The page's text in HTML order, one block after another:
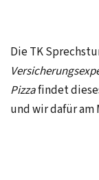
Die TK
Pizzafindet
und wir dafür am